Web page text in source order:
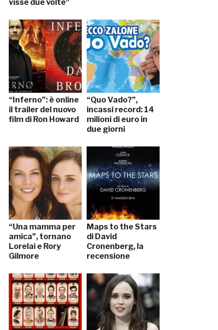
visse due volte”
“Inferno”: è online
il trailer del nuovo
film di Ron Howard
“Quo Vado?”,
incassi record: 14
milioni di euro in
due giorni
“Una mamma per
amica”, tornano
Lorelai e Rory
Gilmore
Maps to the Stars
di David
Cronenberg, la
recensione